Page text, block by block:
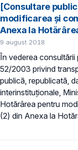
[Consultare
modificarea și
Anexa la
9 august 2018
În vederea consultării
52/2003 privind
publică, republicată,
interinstituționale,
Hotărârea pentru
(2) din Anexa la